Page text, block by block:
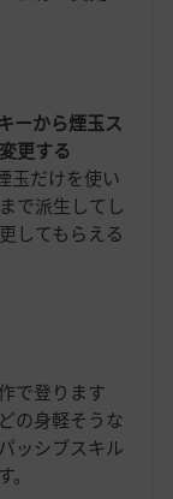
ーから煙玉ス
更する
玉だけを使い
で派生してし
してもらえる
で登ります
の身軽そうな
ッシブスキル